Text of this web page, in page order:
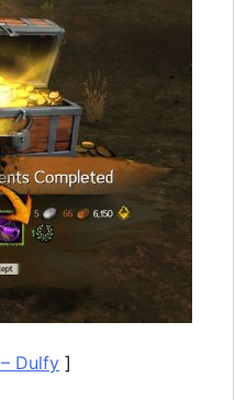
Dulfy ]